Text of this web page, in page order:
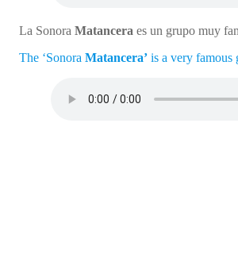
La Sonora Matancera es un grupo muy
The ‘Sonora Matancera’ is a very famous